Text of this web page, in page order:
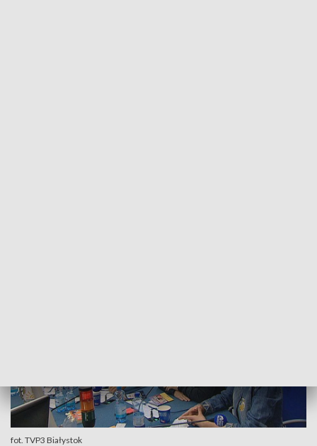
fot. TVP3 Białystok